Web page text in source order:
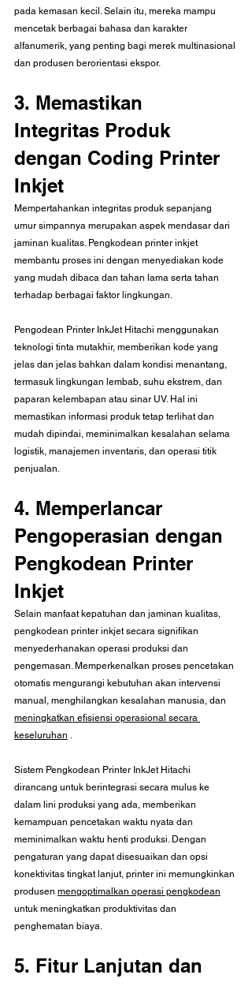
pada kemasan kecil. Selain itu, mereka mampu
mencetak berbagai bahasa dan karakter
alfanumerik, yang penting bagi merek multinasional
dan produsen berorientasi ekspor.
3. Memastikan
Integritas Produk
dengan Coding Printer
Inkjet
Mempertahankan integritas produk sepanjang
umur simpannya merupakan aspek mendasar dari
jaminan kualitas. Pengkodean printer inkjet
membantu proses ini dengan menyediakan kode
yang mudah dibaca dan tahan lama serta tahan
terhadap berbagai faktor lingkungan.
Pengodean Printer InkJet Hitachi menggunakan
teknologi tinta mutakhir, memberikan kode yang
jelas dan jelas bahkan dalam kondisi menantang,
termasuk lingkungan lembab, suhu ekstrem, dan
paparan kelembapan atau sinar UV. Hal ini
memastikan informasi produk tetap terlihat dan
mudah dipindai, meminimalkan kesalahan selama
logistik, manajemen inventaris, dan operasi titik
penjualan.
4. Memperlancar
Pengoperasian dengan
Pengkodean Printer
Inkjet
Selain manfaat kepatuhan dan jaminan kualitas,
pengkodean printer inkjet secara signifikan
menyederhanakan operasi produksi dan
pengemasan. Memperkenalkan proses pencetakan
otomatis mengurangi kebutuhan akan intervensi
manual, menghilangkan kesalahan manusia, dan
meningkatkan efisiensi operasional secara
keseluruhan
Sistem Pengkodean Printer InkJet Hitachi
dirancang untuk berintegrasi secara mulus ke
dalam lini produksi yang ada, memberikan
kemampuan pencetakan waktu nyata dan
meminimalkan waktu henti produksi. Dengan
pengaturan yang dapat disesuaikan dan opsi
konektivitas tingkat lanjut, printer ini memungkinkan
produsen mengoptimalkan operasi pengkodean
untuk meningkatkan produktivitas dan
penghematan biaya.
5. Fitur Lanjutan dan